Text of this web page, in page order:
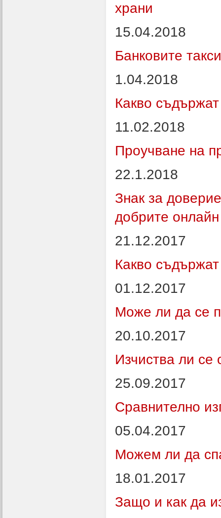
храни
15.04.2018
Банковите
1.04.2018
Какво
11.02.2018
Проучване на
22.1.2018
Знак за
добрите
21.12.2017
Какво
01.12.2017
Може ли да се
20.10.2017
Изчиства ли
25.09.2017
Сравнително
05.04.2017
Можем ли да
18.01.2017
Защо и как да